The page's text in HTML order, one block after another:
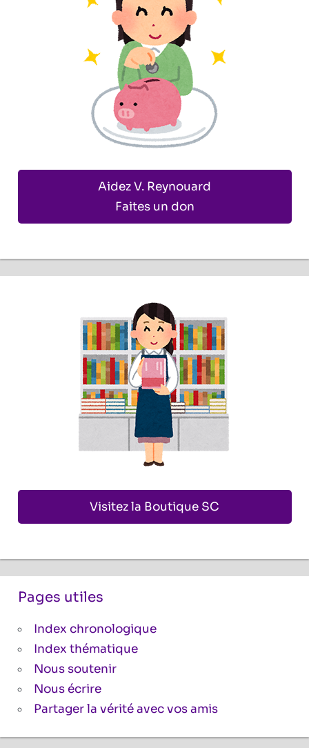
Aidez V. Reynouard
Faites un don
Visitez la Boutique SC
Pages utiles
Index chronologique
Index thématique
Nous soutenir
Nous écrire
Partager la vérité avec vos amis